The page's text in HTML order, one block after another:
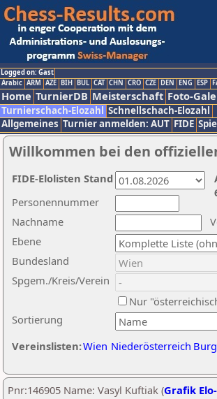
Logged on: Gast
Arabic ARM AZE BIH BUL CAT CHN CRO CZE DEN ENG ESP
Home TurnierDB Meisterschaft Foto-
Turnierschach-Elozahl Schnellschach-Elozahl
Allgemeines Turnier anmelden: AUT FIDE
Willkommen bei den
Nachname
Ebene
Sortierung
Personennummer
Bundesland
Spgem./Kreis/Verein
Nur
Vereinslisten:Wien Niederösterreich
FIDE-Elolisten Stand
Pnr:146905 Name: Vasyl Kuftiak (Grafik